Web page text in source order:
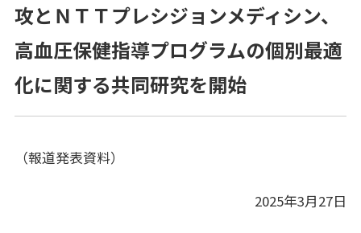
健康経営®サービス
健康経営®コンサルティング
メンタルスキル向上研修
女性の健康リテラシー研修
攻とＮＴＴプレシジョンメディシン、
高血圧保健指導プログラムの個別最適
化に関する共同研究を開始
（報道発表資料）
2025年3月27日